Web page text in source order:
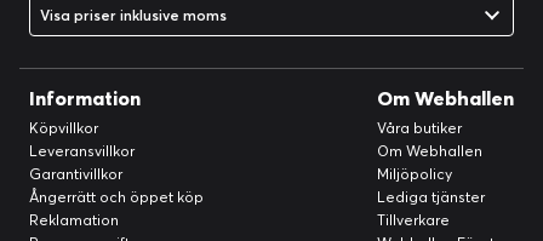
Visa priser inklusive moms
Information
Köpvillkor
Leveransvillkor
Garantivillkor
Ångerrätt och öppet köp
Reklamation
Om Webhallen
Våra butiker
Om Webhallen
Miljöpolicy
Lediga tjänster
Tillverkare